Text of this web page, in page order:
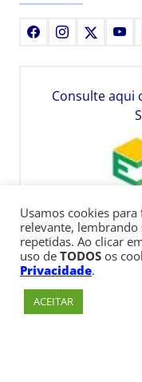
FacebookInstagram
Consulte aqui
Usamos cookies
relevante, lembrando
repetidas. Ao clicar
uso de TODOS os
Privacidade.
ACEITAR